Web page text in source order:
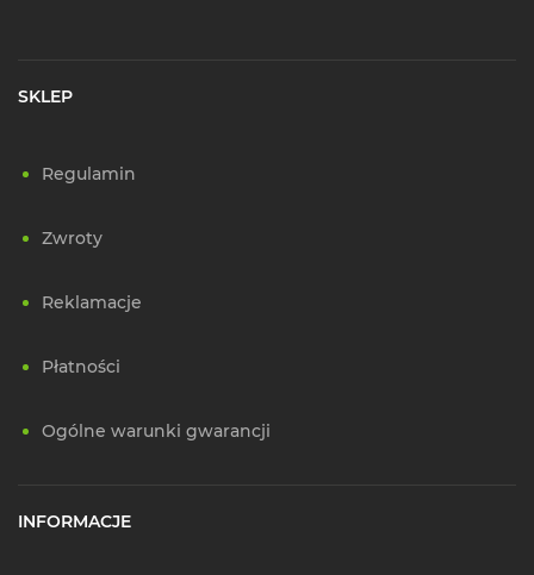
SKLEP
Regulamin
Zwroty
Reklamacje
Płatności
Ogólne warunki gwarancji
INFORMACJE